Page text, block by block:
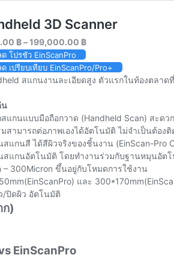
3D Scanner
฿–199,000.00 ฿Price
149,000.00 ฿
through
โปรชัว EinScanPro
เปรียบเทียบ EinScanPro/Pro+
สแกนงานละเอียดสูง ตัวแรกในท้องตลา
น
แกนแบบมือถือกวาด (Handheld Scan) สะด
สามารถต่อภาพเองได้อัตโนมัติ ไม่จำเป็นต้อง
แกนสี ได้สีผิวจริงของชิ้นงาน (EinScan-Pro
สแกนอัตโนมัติ โดยทำงานร่วมกับฐานหมุนอัตโ
– 300Micron ขึ้นอยู่กับโหมดการใช้งาน
และ
/ปิดผิว อัตโนมัติ
ก)
EinScanPro